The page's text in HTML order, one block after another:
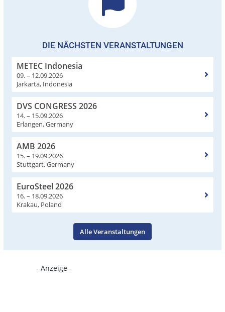
DIE NÄCHSTEN VERANSTALTUNGEN
METEC Indonesia
09. – 12.09.2026
Jarkarta, Indonesia
DVS CONGRESS 2026
14. – 15.09.2026
Erlangen, Germany
AMB 2026
15. – 19.09.2026
Stuttgart, Germany
EuroSteel 2026
16. – 18.09.2026
Krakau, Poland
Alle Veranstaltungen
- Anzeige -